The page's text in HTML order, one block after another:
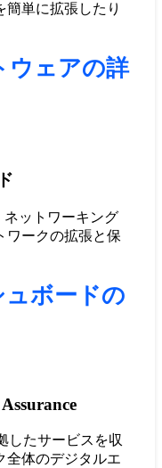
簡単に拡張したり
ウェアの詳
ネットワーキング
ワークの拡張と保
ボードの
したサービスを収
全体のデジタルエ